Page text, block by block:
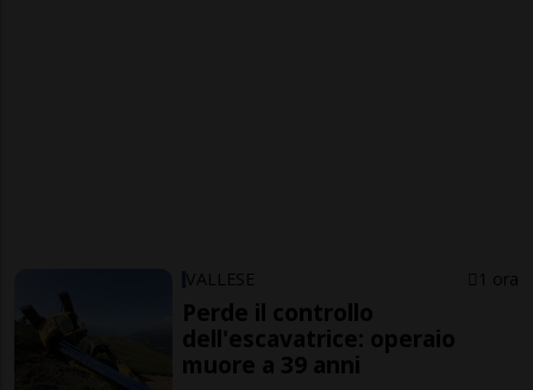
VALLESE 1 ora
Perde il controllo
dell'escavatrice: operaio
muore a 39 anni